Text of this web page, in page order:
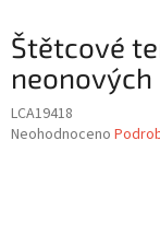
Štětcové
neonových
LCA19418
Průměrné
Neohodnoceno